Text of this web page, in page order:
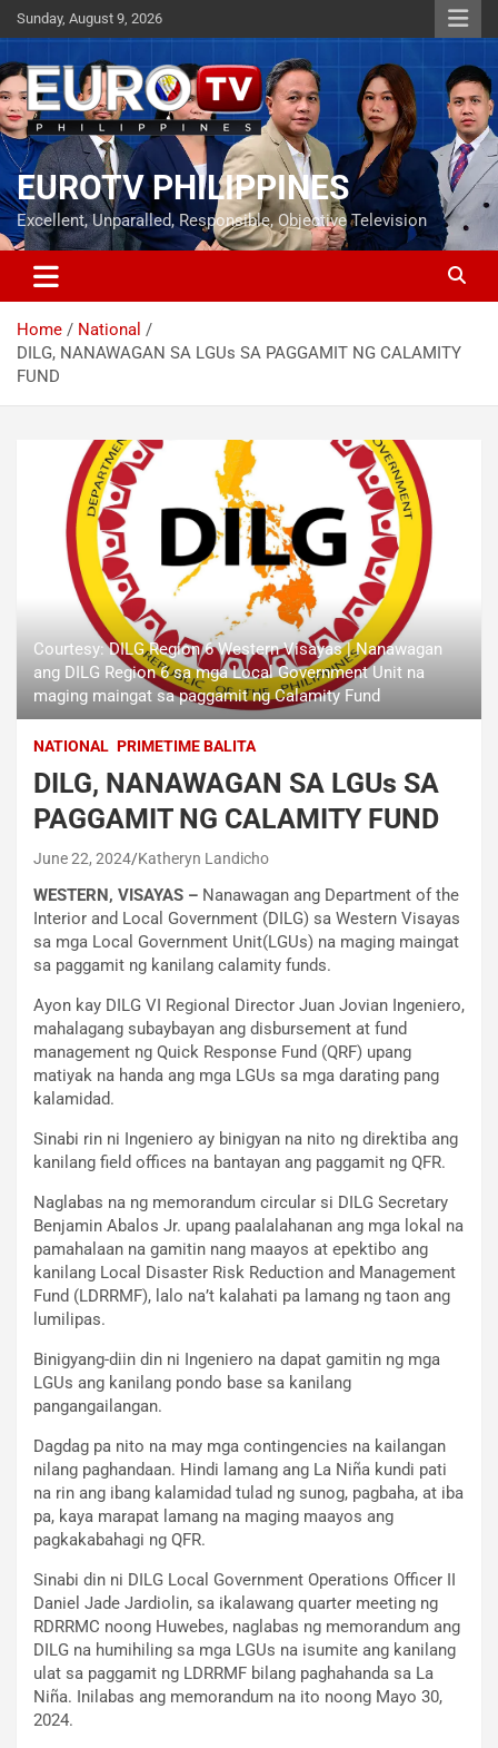
Skip
to
content
Sunday, August 9, 2026
EUROTV PHILIPPINES
Excellent, Unparalled, Responsible, Objective Television
Home
National
DILG, NANAWAGAN SA LGUs SA PAGGAMIT NG CALAMITY
FUND
Courtesy: DILG Region 6 Western Visayas | Nanawagan
ang DILG Region 6 sa mga Local Government Unit na
maging maingat sa paggamit ng Calamity Fund
NATIONAL PRIMETIME BALITA
DILG, NANAWAGAN SA LGUs SA
PAGGAMIT NG CALAMITY FUND
June 22, 2024 Katheryn Landicho
WESTERN, VISAYAS – Nanawagan ang Department of the
Interior and Local Government (DILG) sa Western Visayas
sa mga Local Government Unit(LGUs) na maging maingat
sa paggamit ng kanilang calamity funds.
Ayon kay DILG VI Regional Director Juan Jovian Ingeniero,
mahalagang subaybayan ang disbursement at fund
management ng Quick Response Fund (QRF) upang
matiyak na handa ang mga LGUs sa mga darating pang
kalamidad.
Sinabi rin ni Ingeniero ay binigyan na nito ng direktiba ang
kanilang field offices na bantayan ang paggamit ng QFR.
Naglabas na ng memorandum circular si DILG Secretary
Benjamin Abalos Jr. upang paalalahanan ang mga lokal na
pamahalaan na gamitin nang maayos at epektibo ang
kanilang Local Disaster Risk Reduction and Management
Fund (LDRRMF), lalo na’t kalahati pa lamang ng taon ang
lumilipas.
Binigyang-diin din ni Ingeniero na dapat gamitin ng mga
LGUs ang kanilang pondo base sa kanilang
pangangailangan.
Dagdag pa nito na may mga contingencies na kailangan
nilang paghandaan. Hindi lamang ang La Niña kundi pati
na rin ang ibang kalamidad tulad ng sunog, pagbaha, at iba
pa, kaya marapat lamang na maging maayos ang
pagkakabahagi ng QFR.
Sinabi din ni DILG Local Government Operations Officer II
Daniel Jade Jardiolin, sa ikalawang quarter meeting ng
RDRRMC noong Huwebes, naglabas ng memorandum ang
DILG na humihiling sa mga LGUs na isumite ang kanilang
ulat sa paggamit ng LDRRMF bilang paghahanda sa La
Niña. Inilabas ang memorandum na ito noong Mayo 30,
2024.